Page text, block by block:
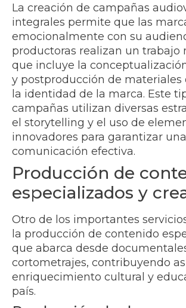
La creación de campañas
integrales permite que las
emocionalmente con su
productoras realizan un trabajo
que incluye la
y postproducción de materiales
la identidad de la marca. Este
campañas utilizan diversas
el storytelling y el uso de
innovadores para garantizar una
comunicación efectiva.
Producción de
especializados y
Otro de los importantes
la producción de contenido
que abarca desde
cortometrajes, contribuyendo
enriquecimiento cultural y
país.